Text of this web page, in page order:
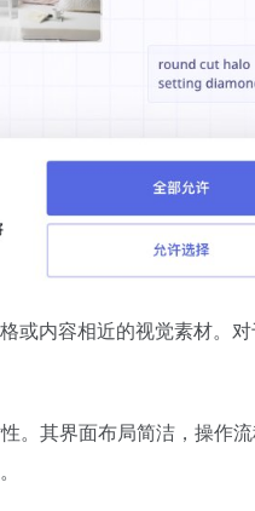
或内容相近的视觉素材。
。其界面布局简洁，操作